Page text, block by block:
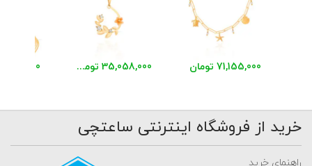
71,155,000 تومان 35,058,000 تومان 48,456,000
خرید از فروشگاه اینترنتی ساعتچی
راهنمای خرید